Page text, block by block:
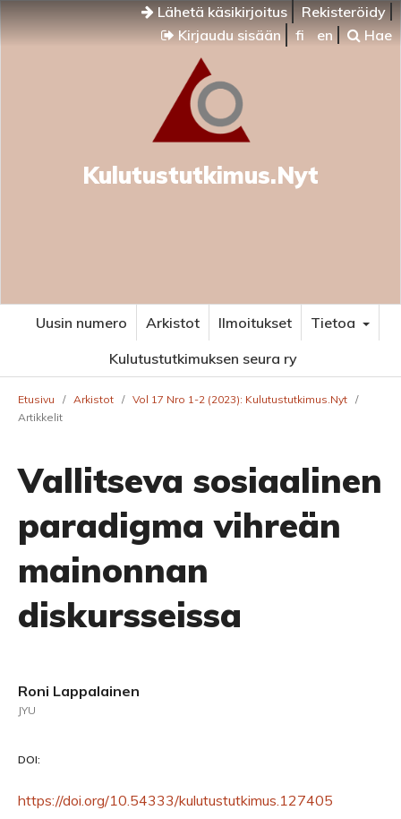
Lähetä käsikirjoitus
Rekisteröidy
Kirjaudu sisään
fi en Hae
Kulutustutkimus.Nyt
Uusin numero Arkistot Ilmoitukset
Tietoa
Kulutustutkimuksen seura ry
Etusivu / Arkistot / Vol 17 Nro 1-2 (2023): Kulutustutkimus.Nyt /
Artikkelit
Vallitseva sosiaalinen
paradigma vihreän
mainonnan
diskursseissa
Roni Lappalainen
JYU
DOI:
https://doi.org/10.54333/kulutustutkimus.127405